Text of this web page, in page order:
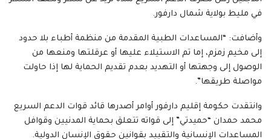
في مليط بولاية شمال دارفور.
وأضافت: “المساعدات الطبية المقدمة من منظمة أطباء بلا حدود
إلى مخيم زمزم، إما تم الاستيلاء عليها أو عرقلتها ومنعها من
الوصول إلى وجهتها أو التهديد بعدم تقديم الحماية لها إذا حاولت
مواصلة طريقها”.
وانتقدت حكومة إقليم دارفور أوامر أصدرها قائد قوات الدعم السريع
محمد حمدان “حميدتي” إلى قواته تتعلق بحماية المدنيين وقوافل
المساعدات الإنسانية والتقييد بقوانين حقوق الإنسان الدولية.